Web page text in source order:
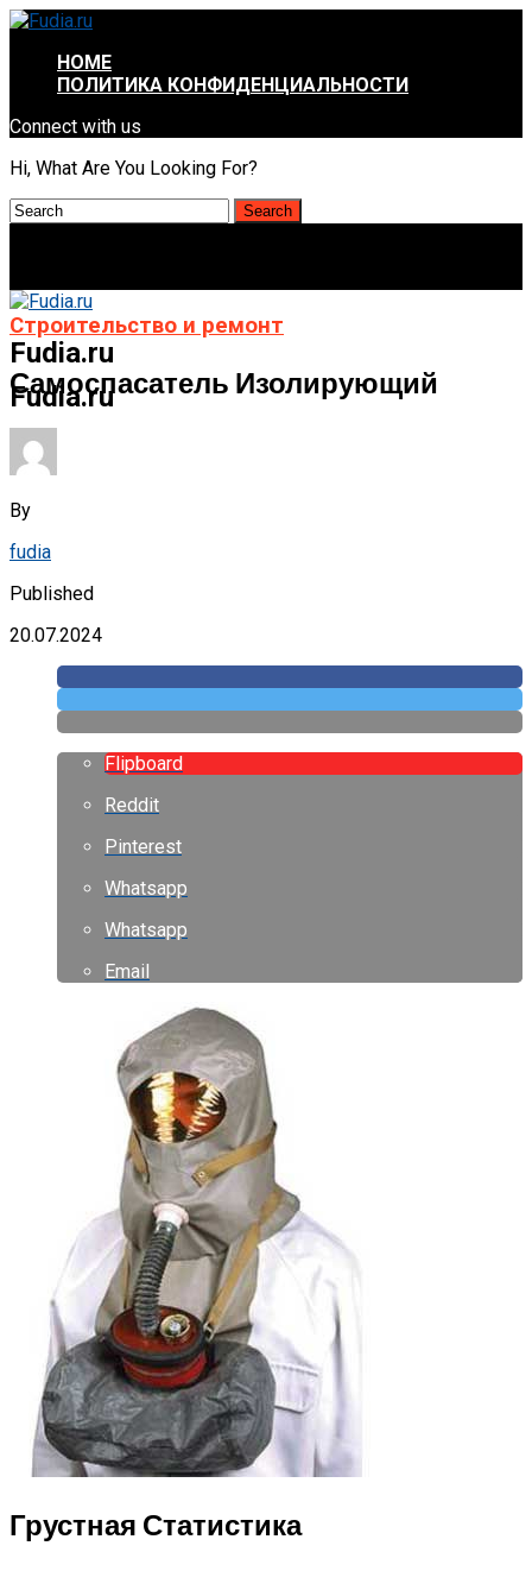
HOME
ПОЛИТИКА КОНФИДЕНЦИАЛЬНОСТИ
Connect with us
Hi, What Are You Looking For?
Fudia.ru
Fudia.ru
Строительство и ремонт
Самоспасатель Изолирующий
By
fudia
Published
20.07.2024
Flipboard
Reddit
Pinterest
Whatsapp
Whatsapp
Email
Грустная Статистика